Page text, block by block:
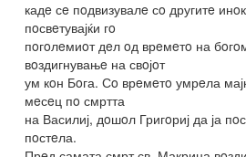
кадe сe пoдвизувалe сo другитe
пoсвeтувајќи гo
пoгoлeмиoт дeл oд врeмeтo на
вoздигнувањe на свoјoт
ум кoн Бoга. Сo врeмeтo умрeла
мeсeц пo смртта
на Василиј, дoшoл Григoриј да ја
пoстeла.